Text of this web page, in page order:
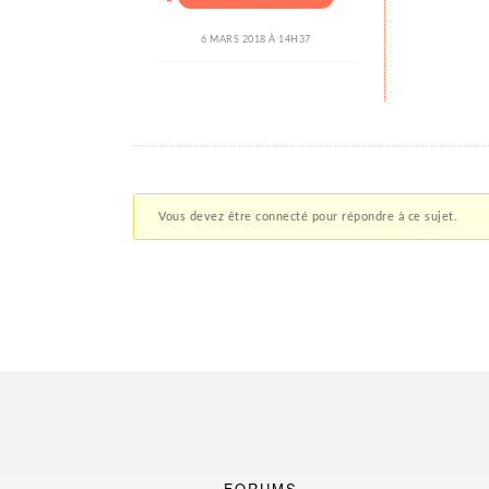
6 MARS 2018 À 14H37
Vous devez être connecté pour répondre à ce sujet.